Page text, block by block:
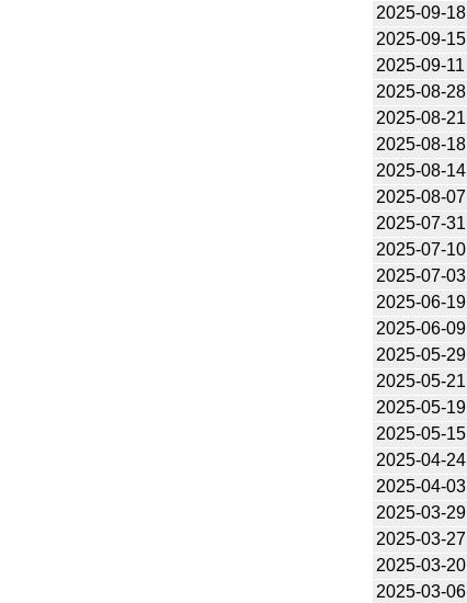
2025-09-18
2025-09-15
2025-09-11
2025-08-28
2025-08-21
2025-08-18
2025-08-14
2025-08-07
2025-07-31
2025-07-10
2025-07-03
2025-06-19
2025-06-09
2025-05-29
2025-05-21
2025-05-19
2025-05-15
2025-04-24
2025-04-03
2025-03-29
2025-03-27
2025-03-20
2025-03-06